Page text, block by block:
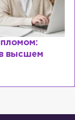
высшем